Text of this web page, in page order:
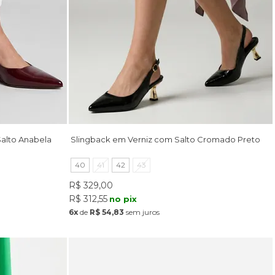
Anabela Slingback em Verniz com Salto Cromado Preto
40 41 42 43
R$ 329,00
R$ 312,55 no pix
6xde R$ 54,83 sem juros